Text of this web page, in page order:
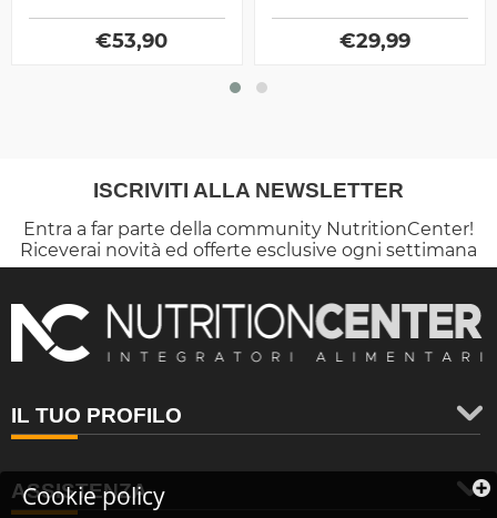
sicurezza la schiena
durante il workout
€53,90 €29,99
ISCRIVITI ALLA NEWSLETTER
Entra a far parte della community NutritionCenter!
Riceverai novità ed offerte esclusive ogni settimana
IL TUO PROFILO
ASSISTENZA
Cookie policy